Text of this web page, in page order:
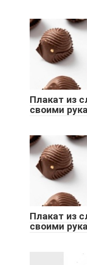
Плакат из
своими
Плакат из
своими